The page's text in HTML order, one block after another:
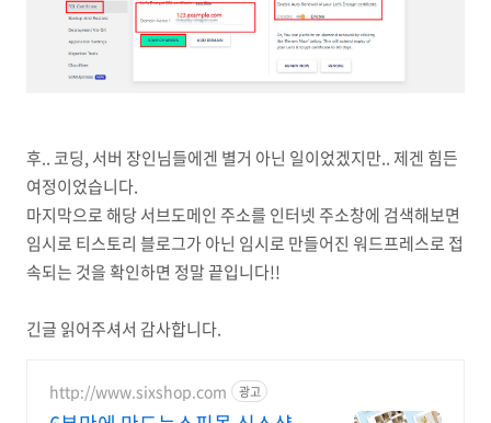
후.. 코딩, 서버 장인님들에겐 별거 아닌 일이었겠지만.. 제겐 힘든
여정이었습니다.
마지막으로 해당 서브도메인 주소를 인터넷 주소창에 검색해보면
임시로 티스토리 블로그가 아닌 임시로 만들어진 워드프레스로 접
속되는 것을 확인하면 정말 끝입니다!!
긴글 읽어주셔서 감사합니다.
http://www.sixshop.com 광고